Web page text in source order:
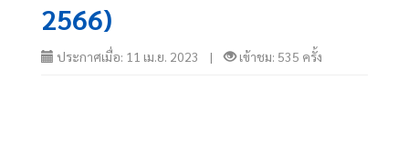
2566)
ประกาศเมื่อ: 11 เม.ย. 2023 | เข้าชม: 535 ครั้ง